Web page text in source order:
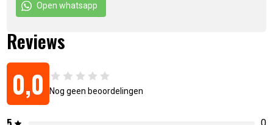
Open whatsapp
Reviews
0,0 Nog geen beoordelingen